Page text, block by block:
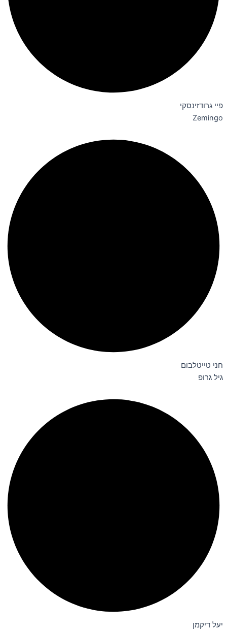
פיי גרודזינסקי
Zemingo
חני טייטלבום
גיל גרופ
יעל דיקמן